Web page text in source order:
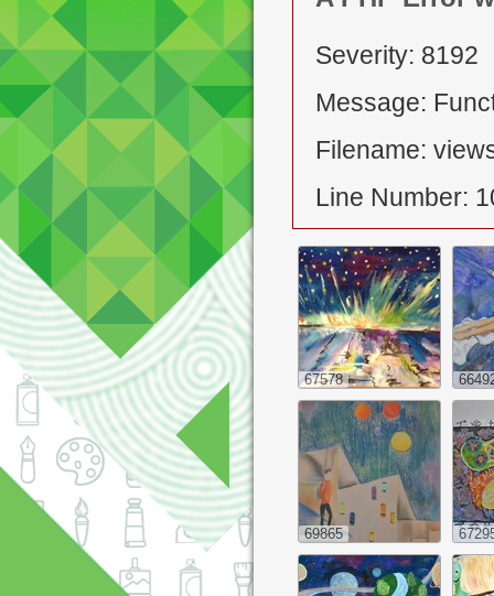
Severity: 8192
Message:
Filename:
Line Number:
67578
69865